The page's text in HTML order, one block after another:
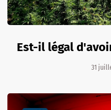
Est-il légal
31